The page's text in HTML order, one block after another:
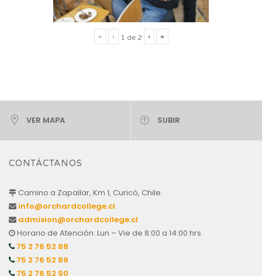
« ‹ 1 de 2 › »
VER MAPA SUBIR
CONTÁCTANOS
Camino a Zapallar, Km 1, Curicó, Chile.
info@orchardcollege.cl
admision@orchardcollege.cl
Horario de Atención: Lun – Vie de 8:00 a 14:00 hrs.
75 2 76 52 88
75 2 76 52 89
75 2 76 52 90